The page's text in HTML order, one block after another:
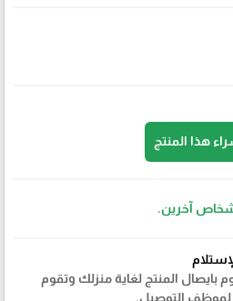
هذا المنتج
آخرين.
بايصال المنتج لغاية منزلك وتقوم
لموظف التوصيل.